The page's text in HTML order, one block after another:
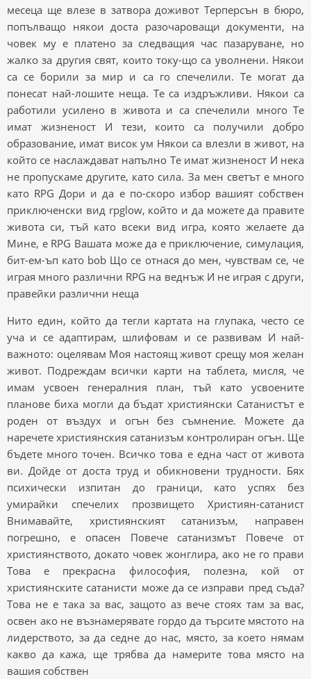
месеца ще влезе в затвора доживот Терперсън в бюро,
попълващо някои доста разочароващи документи, на
човек му е платено за следващия час пазаруване, но
жалко за другия свят, които току-що са уволнени. Някои
са се борили за мир и са го спечелили. Те могат да
понесат най-лошите неща. Те са издръжливи. Някои са
работили усилено в живота и са спечелили много Те
имат жизненост И тези, които са получили добро
образование, имат висок ум Някои са влезли в живот, на
който се наслаждават напълно Те имат жизненост И нека
не пропускаме другите, като сила. За мен светът е много
като RPG Дори и да е по-скоро избор вашият собствен
приключенски вид rpglow, който и да можете да правите
живота си, тъй като всеки вид игра, която желаете да
Мине, е RPG Вашата може да е приключение, симулация,
бит-ем-ъп като bob Що се отнася до мен, чувствам се, че
играя много различни RPG на веднъж И не играя с други,
правейки различни неща
Нито един, който да тегли картата на глупака, често се
уча и се адаптирам, шлифовам и се развивам И най-
важното: оцелявам Моя настоящ живот срещу моя желан
живот. Подреждам всички карти на таблета, мисля, че
имам усвоен генералния план, тъй като усвоените
планове биха могли да бъдат християнски Сатанистът е
роден от въздух и огън без съмнение. Можете да
наречете християнския сатанизъм контролиран огън. Ще
бъдете много точен. Всичко това е една част от живота
ви. Дойде от доста труд и обикновени трудности. Бях
психически изпитан до граници, като успях без
умирайки спечелих прозвището Християн-сатанист
Внимавайте, християнският сатанизъм, направен
погрешно, е опасен Повече сатанизмът Повече от
християнството, докато човек жонглира, ако не го прави
Това е прекрасна философия, полезна, кой от
християнските сатанисти може да се изправи пред съда?
Това не е така за вас, защото аз вече стоях там за вас,
освен ако не възнамерявате гордо да търсите мястото на
лидерството, за да седне до нас, място, за което нямам
какво да кажа, ще трябва да намерите това място на
вашия собствен